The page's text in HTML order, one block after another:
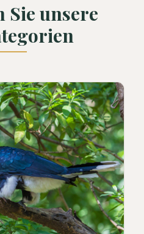
Sie unsere